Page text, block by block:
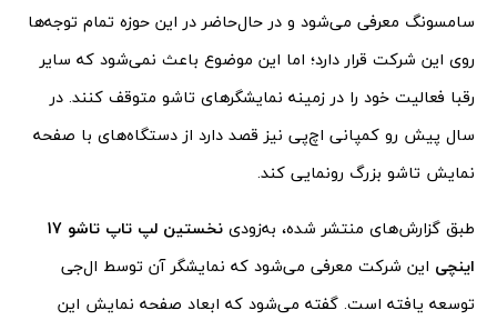
سامسونگ معرفی می‌شود و در حال‌حاضر در این حوزه تمام توجه‌ها
روی این شرکت قرار دارد؛ اما این موضوع باعث نمی‌شود که سایر
رقبا فعالیت خود را در زمینه نمایشگرهای تاشو متوقف کنند. در
سال پیش رو کمپانی اچ‌پی نیز قصد دارد از دستگاه‌های با صفحه
نمایش تاشو بزرگ رونمایی کند.
طبق گزارش‌های منتشر شده، به‌زودی
نخستین لپ تاپ تاشو 17
اینچی این شرکت معرفی می‌شود که نمایشگر‌ آن‌ توسط ال‌جی
توسعه یافته است. گفته می‌شود که ابعاد صفحه نمایش این